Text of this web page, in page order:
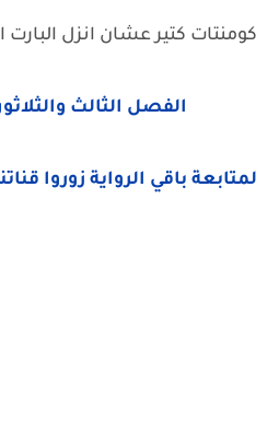
كومنتات كتير عشان انزل البارت
الفصل الثالث
لمتابعة باقي الرواية زوروا